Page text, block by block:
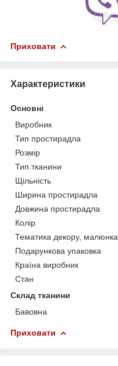
Приховати
Характеристики
Основні
Виробник
Тип простирадла
Розмір
Тип тканини
Щільність
Ширина простирадла
Довжина простирадла
Колір
Тематика декору, малюнка
Подарункова упаковка
Країна виробник
Стан
Склад тканини
Бавовна
Приховати